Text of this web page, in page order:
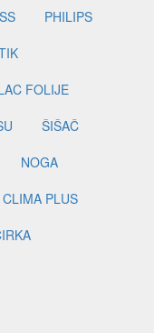
PHILIPS
FOLIJE
ŠIŠAČ
NOGA
PLUS